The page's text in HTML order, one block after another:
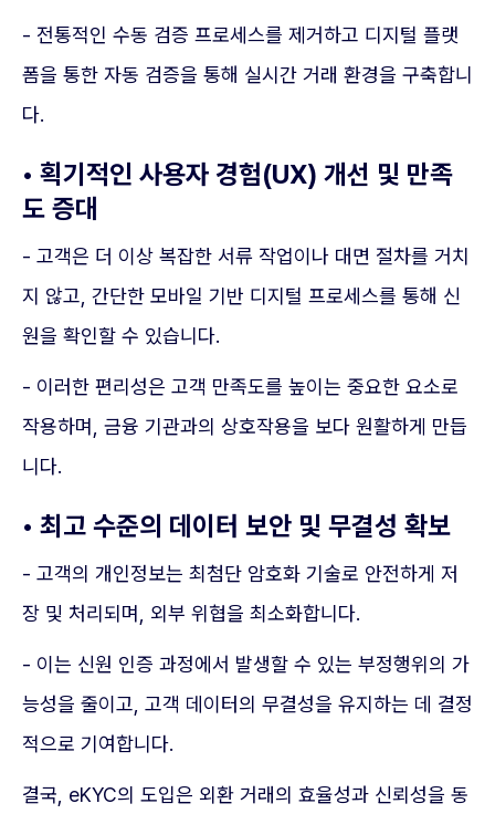
- 전통적인 수동 검증 프로세스를 제거하고 디지털 플랫
폼을 통한 자동 검증을 통해 실시간 거래 환경을 구축합니
다.
• 획기적인 사용자 경험(UX) 개선 및 만족
도 증대
- 고객은 더 이상 복잡한 서류 작업이나 대면 절차를 거치
지 않고, 간단한 모바일 기반 디지털 프로세스를 통해 신
원을 확인할 수 있습니다.
- 이러한 편리성은 고객 만족도를 높이는 중요한 요소로
작용하며, 금융 기관과의 상호작용을 보다 원활하게 만듭
니다.
• 최고 수준의 데이터 보안 및 무결성 확보
- 고객의 개인정보는 최첨단 암호화 기술로 안전하게 저
장 및 처리되며, 외부 위협을 최소화합니다.
- 이는 신원 인증 과정에서 발생할 수 있는 부정행위의 가
능성을 줄이고, 고객 데이터의 무결성을 유지하는 데 결정
적으로 기여합니다.
결국, eKYC의 도입은 외환 거래의 효율성과 신뢰성을 동